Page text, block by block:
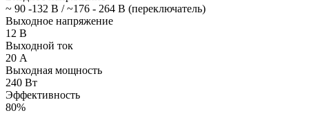
~ 90 -132 В / ~176 - 264 В (переключатель)
Выходное напряжение
12 В
Выходной ток
20 А
Выходная мощность
240 Вт
Эффективность
80%